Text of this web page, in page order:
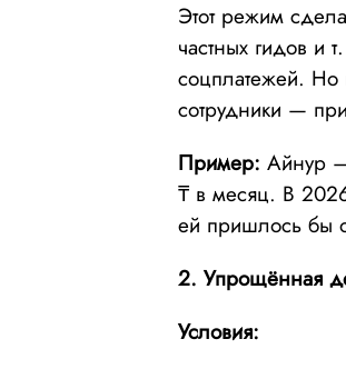
Этот режим
частных гидов и
соцплатежей.
сотрудники —
Пример: Айнур
₸ в месяц. В
ей пришлось бы
2. Упрощённая
Условия: